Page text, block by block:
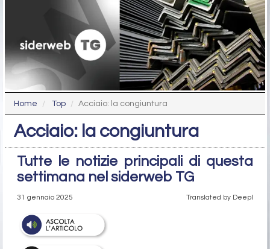
Home Top Acciaio: la congiuntura
Acciaio: la congiuntura
Tutte le notizie principali di questa
settimana nel siderweb TG
31 gennaio 2025 Translated by Deepl